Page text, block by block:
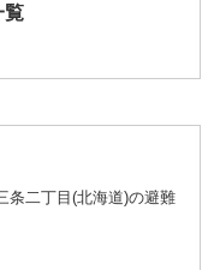
覧
条二丁目(北海道)の避難